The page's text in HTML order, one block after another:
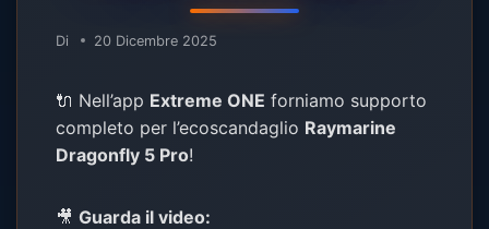
Di 20 Dicembre 2025
🔌 Nell’app Extreme ONE forniamo supporto
completo per l’ecoscandaglio Raymarine
Dragonfly 5 Pro!
🎥Guarda il video: